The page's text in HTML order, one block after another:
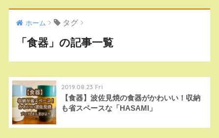
ホーム タグ
「食器」の記事一覧
2019.08.23 Fri
【食器】波佐見焼の食器がかわいい！収納
も省スペースな「HASAMI」